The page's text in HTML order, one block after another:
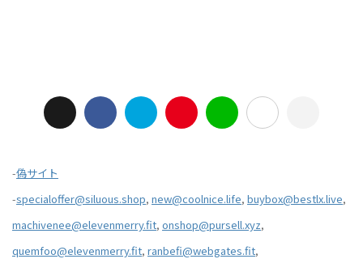
-偽サイト
-specialoffer@siluous.shop, new@coolnice.life, buybox@bestlx.live,
machivenee@elevenmerry.fit, onshop@pursell.xyz,
quemfoo@elevenmerry.fit, ranbefi@webgates.fit,